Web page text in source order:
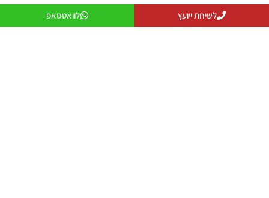
פתרונות קירור
פתרונות קירור
פתרונות חימום
פתרונות חימום
לשיחת ייועץ לוואטסאפ